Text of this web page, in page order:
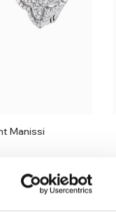
Manissi